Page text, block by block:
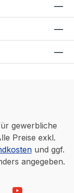
gewerbliche
Preise exkl.
und ggf.
angegeben.